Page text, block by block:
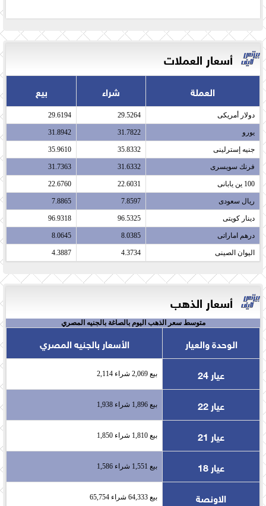
أسعار العملات
العملة شراء بيع
دولار أمريكى​ 29.5264
29.6194
يورو​ 31.7822
31.8942
جنيه إسترلينى​ 35.8332
35.9610
فرنك سويسرى​ 31.6332
31.7363
100 ين يابانى​ 22.6031
22.6760
ريال سعودى​ 7.8597
7.8865
دينار كويتى​ 96.5325
96.9318
درهم اماراتى​ 8.0385
8.0645
اليوان الصينى​ 4.3734
4.3887
أسعار الذهب
متوسط سعر الذهب اليوم بالصاغة بالجنيه المصري
الوحدة والعيار
الأسعار بالجنيه المصري
عيار 24
بيع 2,069 شراء 2,114
عيار 22 بيع 1,896 شراء 1,938
عيار 21 بيع 1,810 شراء 1,850
عيار 18 بيع 1,551 شراء 1,586
الاونصة بيع 64,333 شراء 65,754